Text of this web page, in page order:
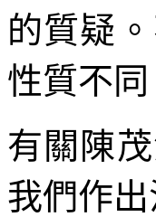
的質疑
性質不
有關陳
我們作出